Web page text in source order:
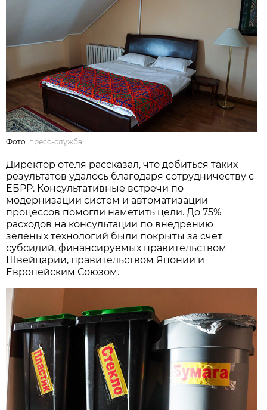
Фото: пресс-служба
Директор отеля рассказал, что добиться таких
результатов удалось благодаря сотрудничеству с
ЕБРР. Консультативные встречи по
модернизации систем и автоматизации
процессов помогли наметить цели. До 75%
расходов на консультации по внедрению
зеленых технологий были покрыты за счет
субсидий, финансируемых правительством
Швейцарии, правительством Японии и
Европейским Союзом.